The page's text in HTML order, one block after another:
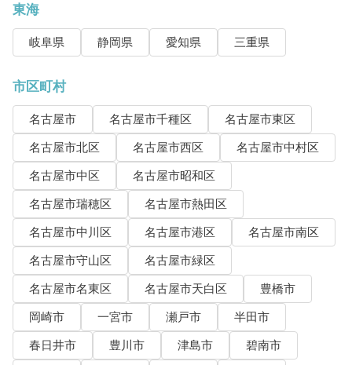
東海
岐阜県 静岡県 愛知県 三重県
市区町村
名古屋市 名古屋市千種区
名古屋市東区
名古屋市北区
名古屋市西区
名古屋市中村区
名古屋市中区
名古屋市昭和区
名古屋市瑞穂区
名古屋市熱田区
名古屋市中川区
名古屋市港区
名古屋市南区
名古屋市守山区
名古屋市緑区
名古屋市名東区
名古屋市天白区
豊橋市
岡崎市
一宮市 瀬戸市
半田市
春日井市
豊川市 津島市
碧南市